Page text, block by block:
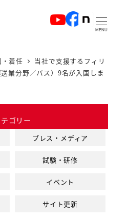
MENU
・着任
当社で支援するフィリ
業分野／バス）9名が入国しま
ゴリー
プレス・メディア
試験・研修
イベント
サイト更新